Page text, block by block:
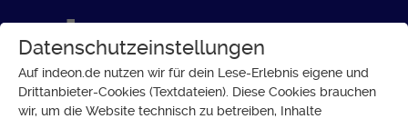
Datenschutzeinstellungen
Auf indeon.de nutzen wir für dein Lese-Erlebnis eigene und
Drittanbieter-Cookies (Textdateien). Diese Cookies brauchen
wir, um die Website technisch zu betreiben, Inhalte